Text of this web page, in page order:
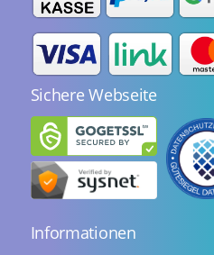
Sichere Webseite
Informationen